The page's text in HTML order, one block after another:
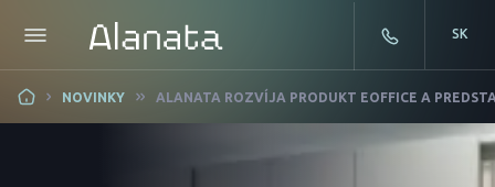
SK
NOVINKY ALANATA ROZVÍJA PRODUKT EOFFICE A